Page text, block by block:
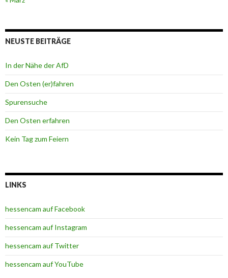
NEUSTE BEITRÄGE
In der Nähe der AfD
Den Osten (er)fahren
Spurensuche
Den Osten erfahren
Kein Tag zum Feiern
LINKS
hessencam auf Facebook
hessencam auf Instagram
hessencam auf Twitter
hessencam auf YouTube